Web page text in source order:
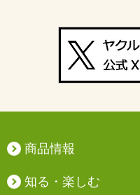
商品情報
知る・楽しむ